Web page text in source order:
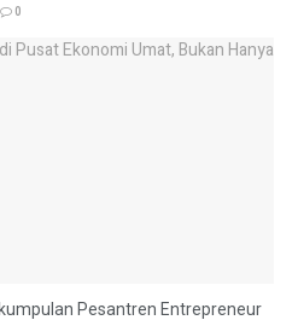
0
Pesantren Entrepreneur